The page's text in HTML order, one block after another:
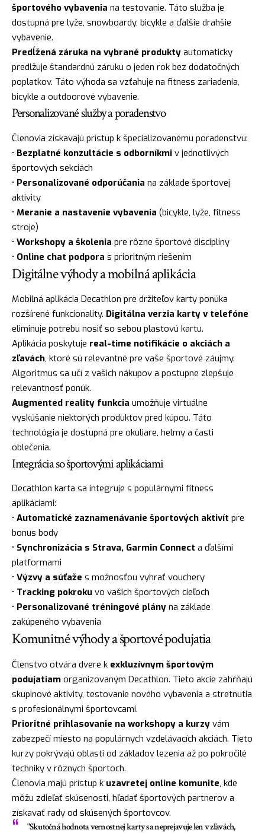
športového vybavenia na testovanie. Táto služba je
dostupná pre lyže, snowboardy, bicykle a ďalšie drahšie
vybavenie.
Predĺžená záruka na vybrané produkty automaticky
predlžuje štandardnú záruku o jeden rok bez dodatočných
poplatkov. Táto výhoda sa vzťahuje na fitness zariadenia,
bicykle a outdoorové vybavenie.
Personalizované služby a poradenstvo
Členovia získavajú prístup k špecializovanému poradenstvu:
• Bezplatné konzultácie s odborníkmi v jednotlivých
športových sekciách
• Personalizované odporúčania na základe športovej
aktivity
• Meranie a nastavenie vybavenia (bicykle, lyže, fitness
stroje)
• Workshopy a školenia pre rôzne športové disciplíny
• Online chat podpora s prioritným riešením
Digitálne výhody a mobilná aplikácia
Mobilná aplikácia Decathlon pre držiteľov karty ponúka
rozšírené funkcionality. Digitálna verzia karty v telefóne
eliminuje potrebu nosiť so sebou plastovú kartu.
Aplikácia poskytuje real-time notifikácie o akciách a
zľavách, ktoré sú relevantné pre vaše športové záujmy.
Algoritmus sa učí z vašich nákupov a postupne zlepšuje
relevantnosť ponúk.
Augmented reality funkcia umožňuje virtuálne
vyskúšanie niektorých produktov pred kúpou. Táto
technológia je dostupná pre okuliare, helmy a časti
oblečenia.
Integrácia so športovými aplikáciami
Decathlon karta sa integruje s populárnymi fitness
aplikáciami:
• Automatické zaznamenávanie športových aktivít pre
bonus body
• Synchronizácia s Strava, Garmin Connect a ďalšími
platformami
• Výzvy a súťaže s možnosťou vyhrať vouchery
• Tracking pokroku vo vašich športových cieľoch
• Personalizované tréningové plány na základe
zakúpeného vybavenia
Komunitné výhody a športové podujatia
Členstvo otvára dvere k exkluzívnym športovým
podujatiam organizovaným Decathlon. Tieto akcie zahŕňajú
skupinové aktivity, testovanie nového vybavenia a stretnutia
s profesionálnymi športovcami.
Prioritné prihlasovanie na workshopy a kurzy vám
zabezpečí miesto na populárnych vzdelávacích akciách. Tieto
kurzy pokrývajú oblasti od základov lezenia až po pokročilé
techniky v rôznych športoch.
Členovia majú prístup k uzavretej online komunite, kde
môžu zdieľať skúsenosti, hľadať športových partnerov a
získavať rady od skúsených športovcov.
"Skutočná hodnota vernostnej karty sa neprejavuje len v zľavách,